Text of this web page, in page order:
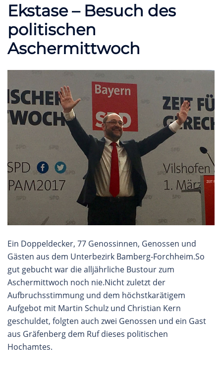
Ekstase – Besuch des
politischen
Aschermittwoch
Ein Doppeldecker, 77 Genossinnen, Genossen und
Gästen aus dem Unterbezirk Bamberg-Forchheim.So
gut gebucht war die alljährliche Bustour zum
Aschermittwoch noch nie.Nicht zuletzt der
Aufbruchsstimmung und dem höchstkarätigem
Aufgebot mit Martin Schulz und Christian Kern
geschuldet, folgten auch zwei Genossen und ein Gast
aus Gräfenberg dem Ruf dieses politischen
Hochamtes.